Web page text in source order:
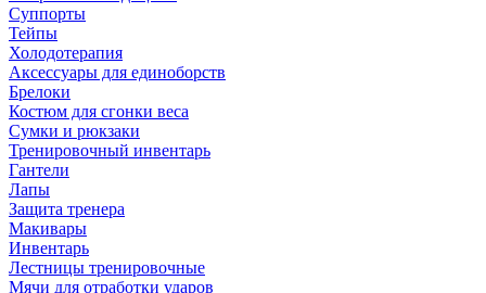
Суппорты
Тейпы
Холодотерапия
Аксессуары для единоборств
Брелоки
Костюм для сгонки веса
Сумки и рюкзаки
Тренировочный инвентарь
Гантели
Лапы
Защита тренера
Макивары
Инвентарь
Лестницы тренировочные
Мячи для отработки ударов